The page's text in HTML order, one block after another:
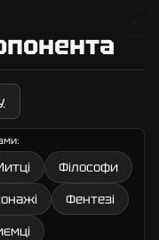
Філософи
Фентезі